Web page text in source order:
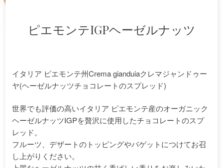
ピエモンテIGPヘーゼルナッツ
イタリア ピエモンテ州Crema gianduiaクレマジャンドゥー
ヤ(ヘーゼルナッツチョコレートのスプレッド)
世界でも評価の高いイタリア ピエモンテ産のオーガニック
ヘーゼルナッツIGPを贅沢に使用したチョコレートのスプ
レッド。
フルーツ、デザートのトッピングやバゲットにつけてお召
し上がりください。